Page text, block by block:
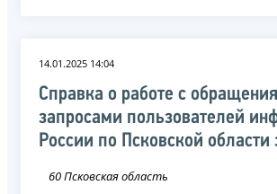
14.01.2025 14:04
Справка о работе с
запросами пользователей
России по Псковской области
60 Псковская область